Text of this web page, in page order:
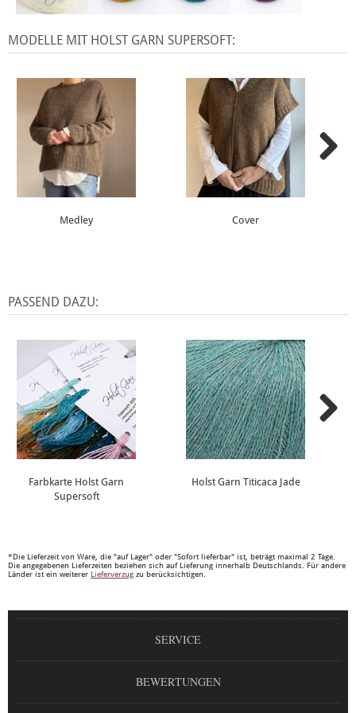
MODELLE MIT HOLST GARN SUPERSOFT:
Medley Cover
PASSEND DAZU:
Farbkarte Holst Garn
Supersoft
Holst Garn Titicaca Jade
*Die Lieferzeit von Ware, die "auf Lager" oder "Sofort lieferbar" ist, beträgt maximal 2 Tage.
Die angegebenen Lieferzeiten beziehen sich auf Lieferung innerhalb Deutschlands. Für andere
Länder ist ein weiterer Lieferverzug zu berücksichtigen.
SERVICE
BEWERTUNGEN